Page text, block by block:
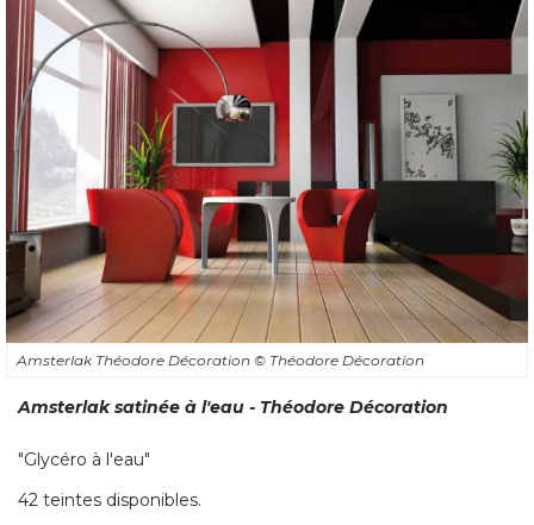
Amsterlak Théodore Décoration © Théodore Décoration
Amsterlak satinée à l'eau - Théodore Décoration
"Glycéro à l'eau"
42 teintes disponibles.